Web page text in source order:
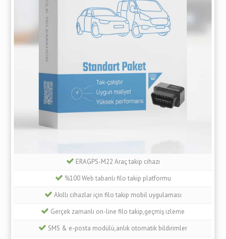
ERAGPS-M22 Araç takip cihazı
%100 Web tabanlı filo takip platformu
Akıllı cihazlar için filo takip mobil uygulaması
Gerçek zamanlı on-line filo takip,geçmiş izleme
SMS & e-posta modülü,anlık otomatik bildirimler